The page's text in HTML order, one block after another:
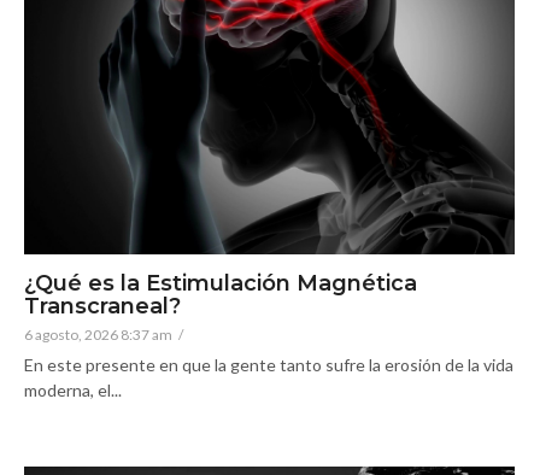
¿Qué es la Estimulación Magnética
Transcraneal?
6 agosto, 2026 8:37 am /
En este presente en que la gente tanto sufre la erosión de la vida
moderna, el...